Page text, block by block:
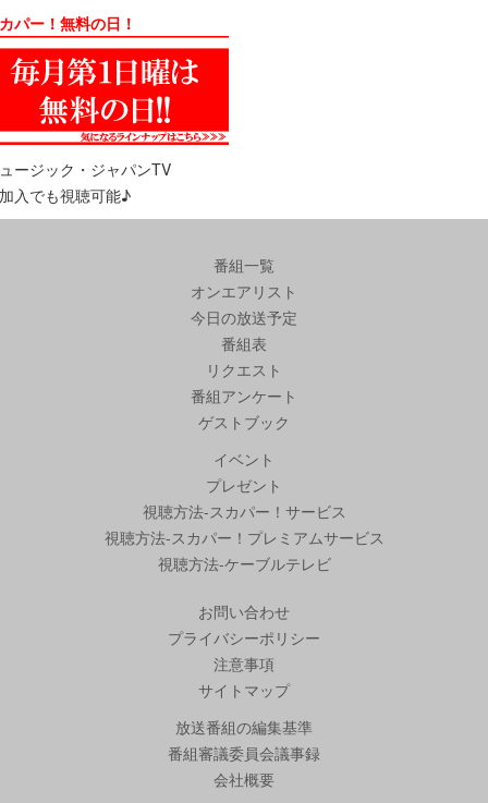
パー！無料の日！
ージック・ジャパンTV
入でも視聴可能♪
番組一覧
オンエアリスト
今日の放送予定
番組表
リクエスト
番組アンケート
ゲストブック
イベント
プレゼント
視聴方法-スカパー！サービス
視聴方法-スカパー！プレミアムサービス
視聴方法-ケーブルテレビ
お問い合わせ
プライバシーポリシー
注意事項
サイトマップ
放送番組の編集基準
番組審議委員会議事録
会社概要